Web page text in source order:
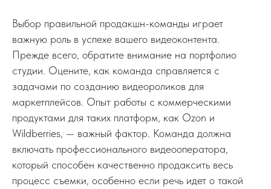
Выбор правильной продакшн-команды играет
важную роль в успехе вашего видеоконтента.
Прежде всего, обратите внимание на портфолио
студии. Оцените, как команда справляется с
задачами по созданию видеороликов для
маркетплейсов. Опыт работы с коммерческими
продуктами для таких платформ, как Ozon и
Wildberries, — важный фактор. Команда должна
включать профессионального видеооператора,
который способен качественно продаксить весь
процесс съемки, особенно если речь идет о такой